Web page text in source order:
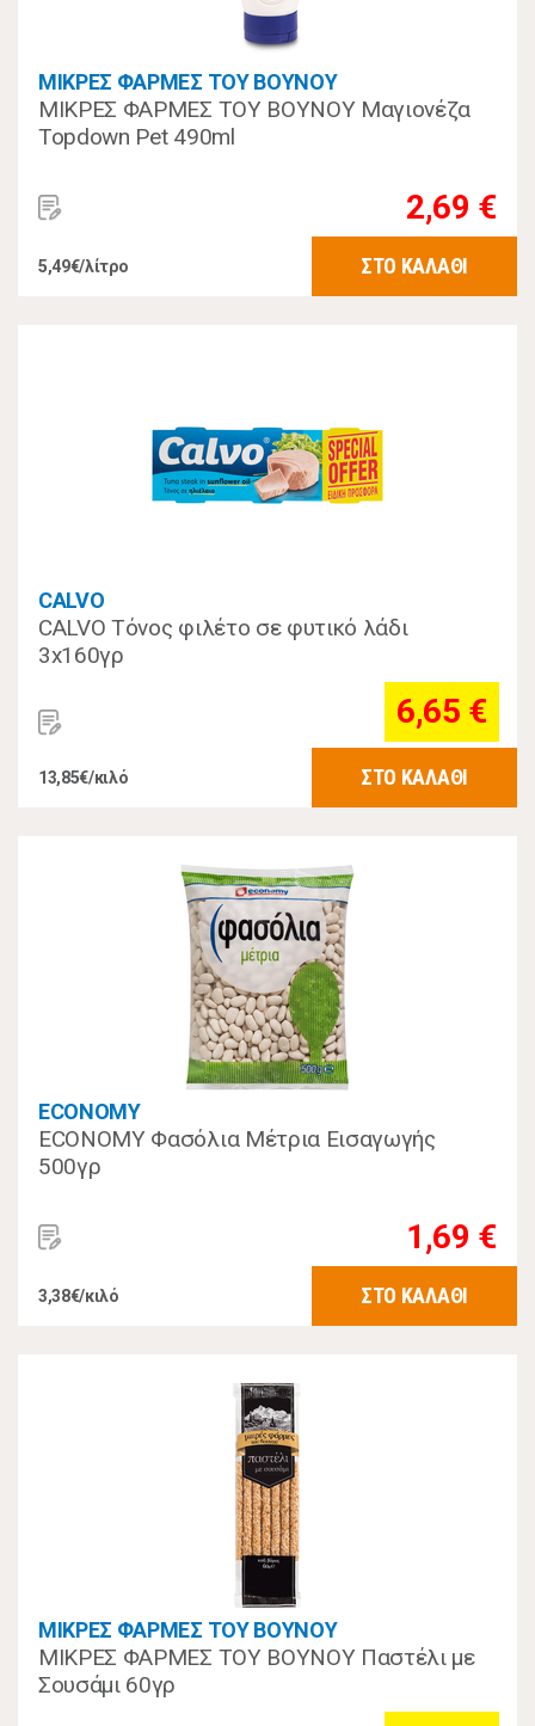
ΜΙΚΡΕΣ ΦΑΡΜΕΣ ΤΟΥ ΒΟΥΝΟΥ
ΜΙΚΡΕΣ ΦΑΡΜΕΣ ΤΟΥ ΒΟΥΝΟΥ Μαγιονέζα
Topdown Pet 490ml
2,69 €
5,49€/λίτρο ΣΤΟ ΚΑΛΑΘΙ
CALVO
CALVO Τόνος φιλέτο σε φυτικό λάδι
3x160γρ
6,65 €
13,85€/κιλό ΣΤΟ ΚΑΛΑΘΙ
ECONOMY
ECONOMY Φασόλια Μέτρια Εισαγωγής
500γρ
1,69 €
3,38€/κιλό ΣΤΟ ΚΑΛΑΘΙ
ΜΙΚΡΕΣ ΦΑΡΜΕΣ ΤΟΥ ΒΟΥΝΟΥ
ΜΙΚΡΕΣ ΦΑΡΜΕΣ ΤΟΥ ΒΟΥΝΟΥ Παστέλι με
Σουσάμι 60γρ